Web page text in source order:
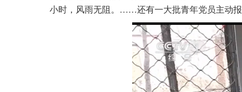
小时，风雨无阻。……还有一大批青年党员主动报